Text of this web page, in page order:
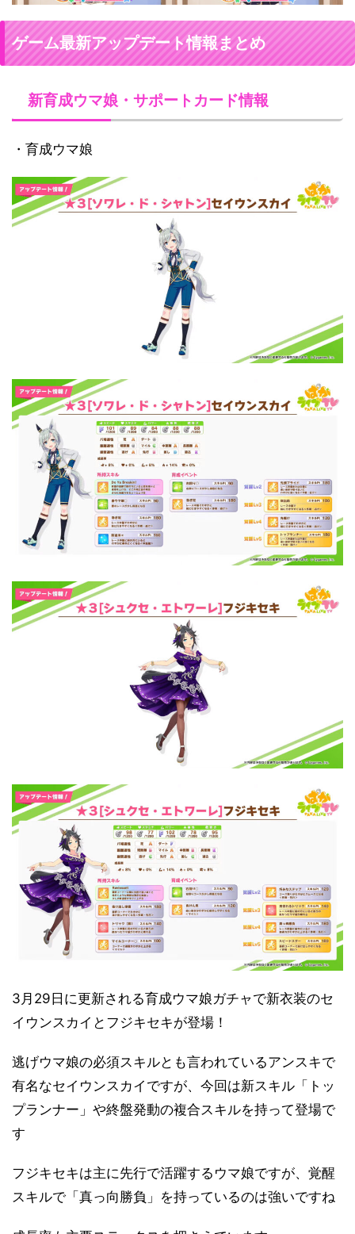
ゲーム最新アップデート情報まとめ
新育成ウマ娘・サポートカード情報
・育成ウマ娘
3月29日に更新される育成ウマ娘ガチャで新衣装のセ
イウンスカイとフジキセキが登場！
逃げウマ娘の必須スキルとも言われているアンスキで
有名なセイウンスカイですが、今回は新スキル「トッ
プランナー」や終盤発動の複合スキルを持って登場で
す
フジキセキは主に先行で活躍するウマ娘ですが、覚醒
スキルで「真っ向勝負」を持っているのは強いですね